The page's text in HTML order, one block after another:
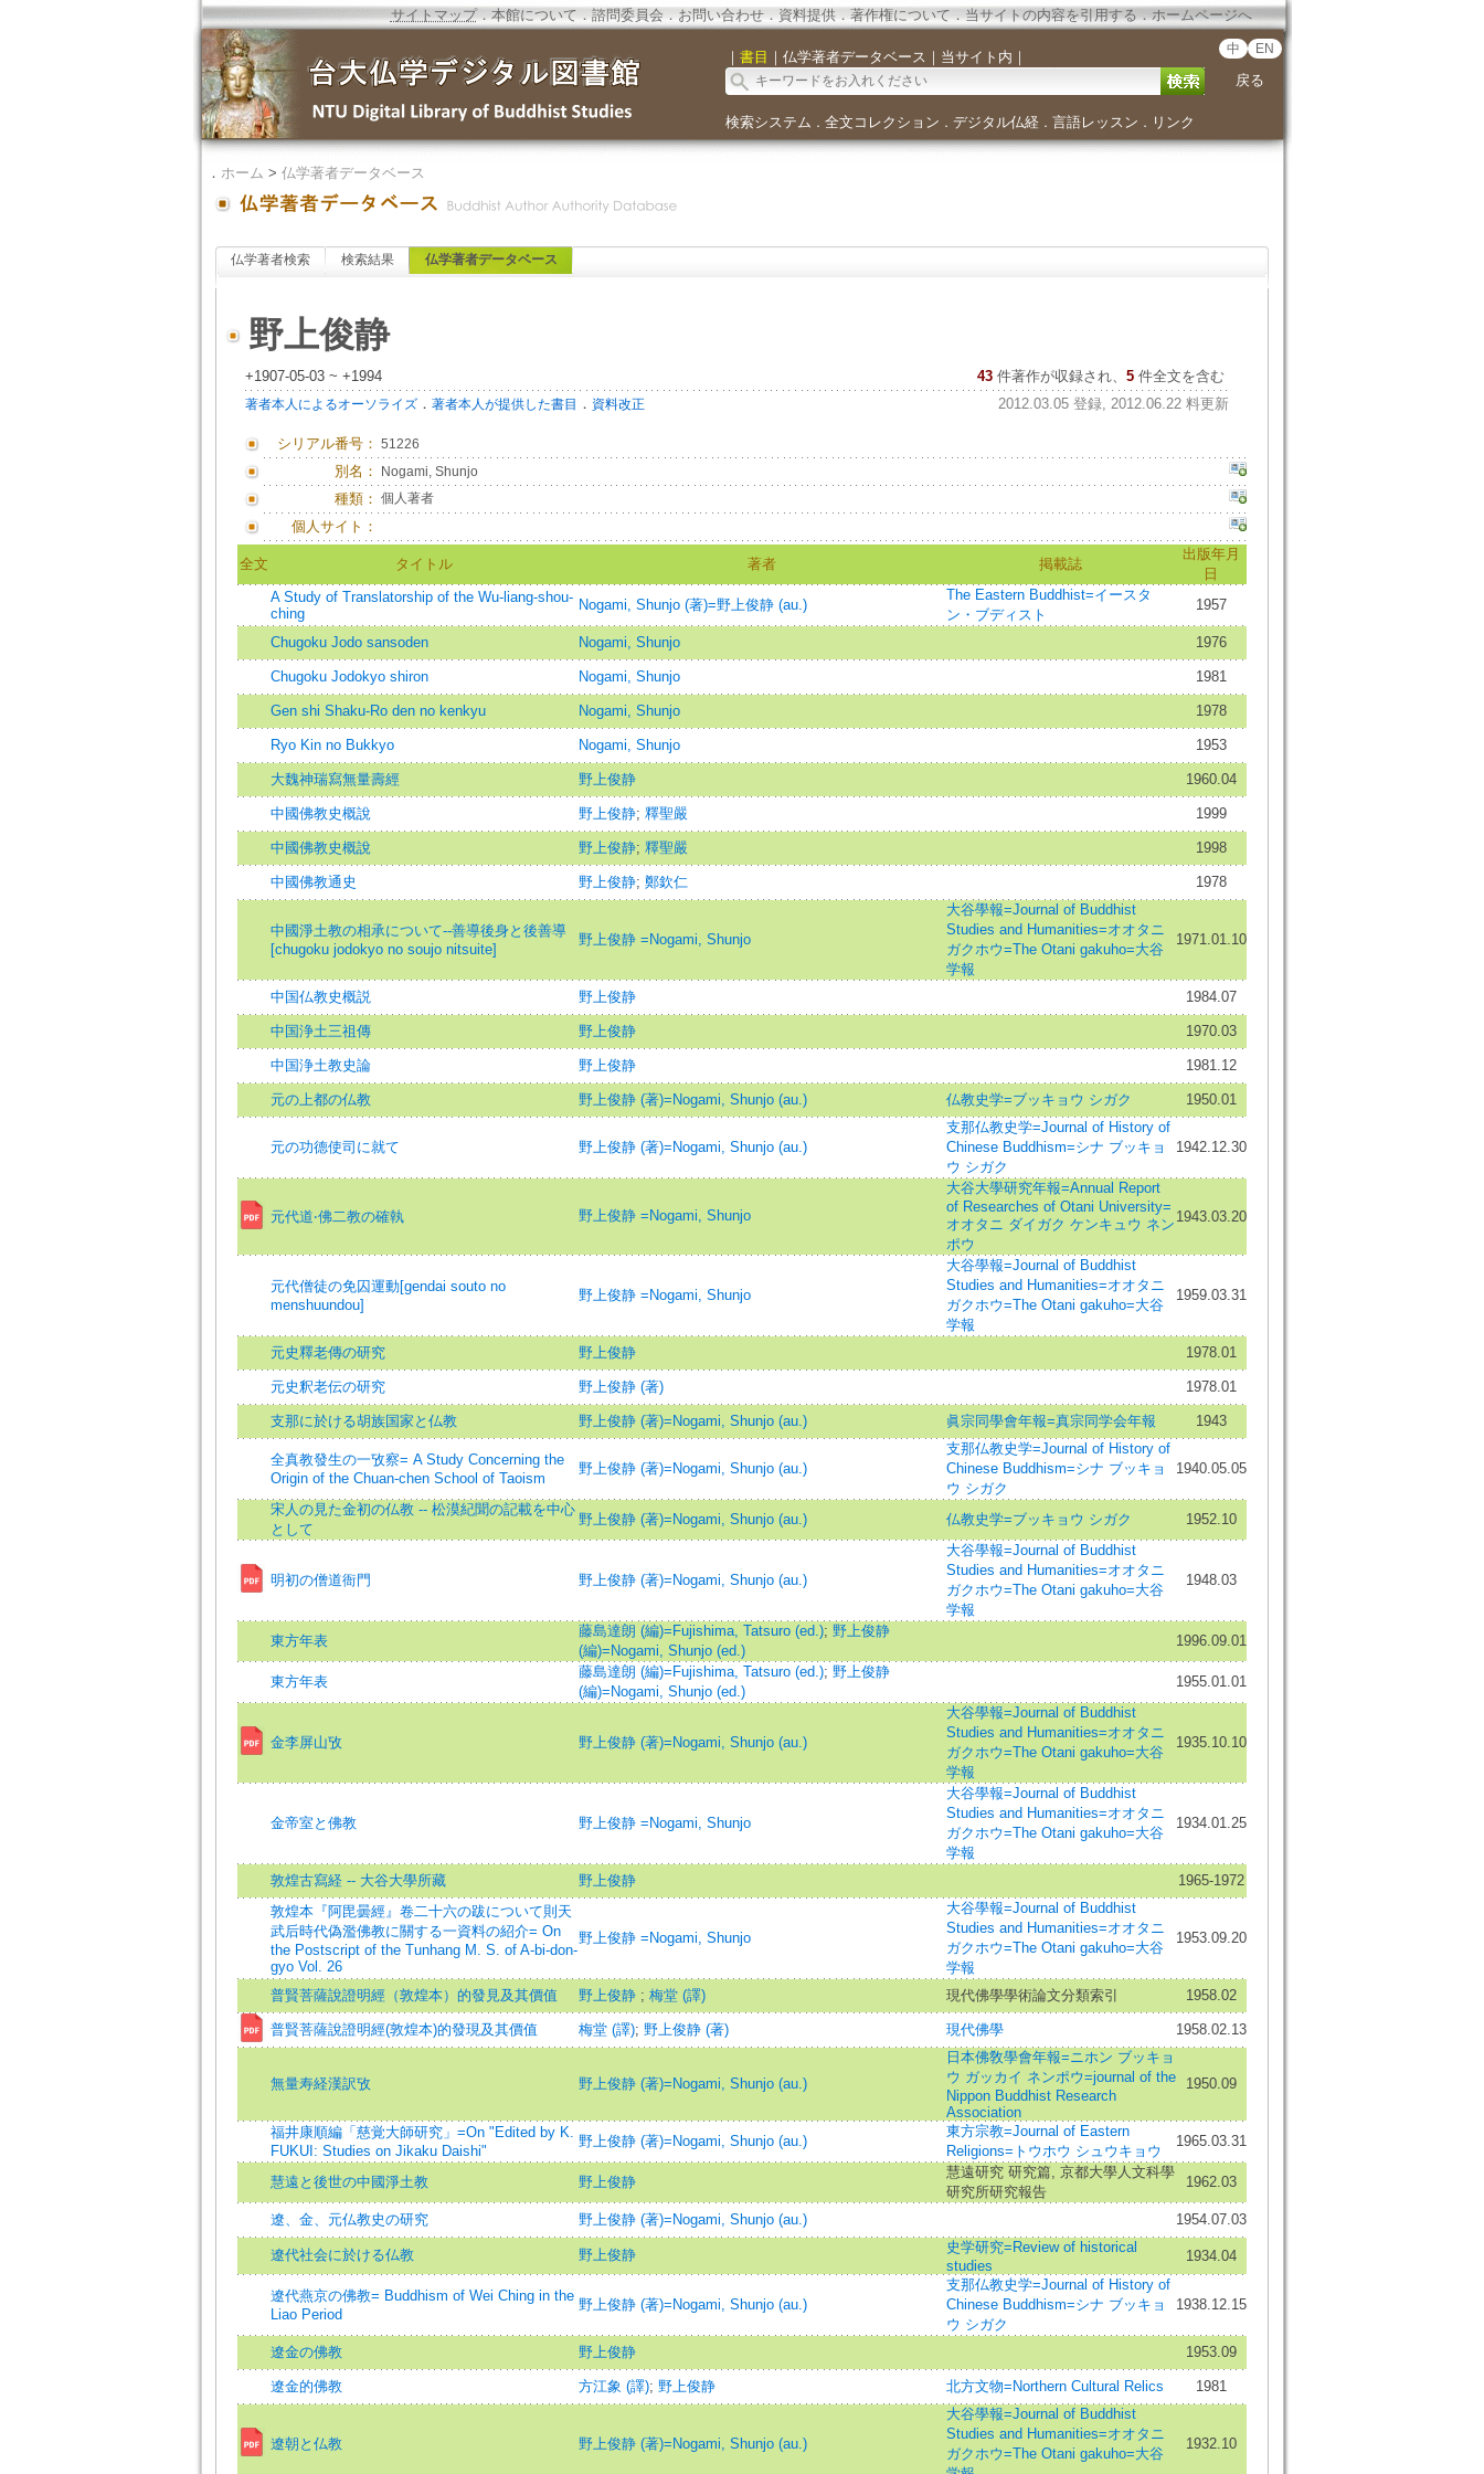
サイトマップ．本館について．諮問委員会． お問い合わせ． 資料提供．著作権について．当サイトの内容を引用する．ホームページへ
｜ 書目 ｜ 仏学著者データベース ｜ 当サイト内 ｜ 中 EN
戻る
検索システム ． 全文コレクション ． デジタル仏経． 言語レッスン ． リンク
． ホーム > 仏学著者データベース
仏学著者検索 検索結果 仏学著者データベース
野上俊静
+1907-05-03 ~ +1994 43 件著作が収録され、 5件全文を含む
著者本人によるオーソライズ． 著者本人が提供した書目 ． 資料改正 2012.03.05 登録, 2012.06.22 料更新
シリアル番号： 51226
別名： Nogami, Shunjo
種類： 個人著者
個人サイト：
全文 タイトル 著者 掲載誌
出版年月
日
A Study of Translatorship of the Wu-liang-shou-
ching
Nogami, Shunjo (著)=野上俊静 (au.)
The Eastern Buddhist=イースタ
ン・ブディスト
1957
Chugoku Jodo sansoden Nogami, Shunjo 1976
Chugoku Jodokyo shiron Nogami, Shunjo 1981
Gen shi Shaku-Ro den no kenkyu Nogami, Shunjo 1978
Ryo Kin no Bukkyo Nogami, Shunjo 1953
大魏神瑞寫無量壽經 野上俊静 1960.04
中國佛教史概說 野上俊静; 釋聖嚴 1999
中國佛教史概說 野上俊静; 釋聖嚴 1998
中國佛教通史 野上俊静; 鄭欽仁 1978
中國淨土教の相承について--善導後身と後善導
[chugoku jodokyo no soujo nitsuite]
野上俊静 =Nogami, Shunjo
大谷學報=Journal of Buddhist
Studies and Humanities=オオタニ
ガクホウ=The Otani gakuho=大谷
学報
1971.01.10
中国仏教史概説 野上俊静 1984.07
中国浄土三祖傳 野上俊静 1970.03
中国浄土教史論 野上俊静 1981.12
元の上都の仏教 野上俊静 (著)=Nogami, Shunjo (au.) 仏教史学=ブッキョウ シガク 1950.01
元の功德使司に就て 野上俊静 (著)=Nogami, Shunjo (au.)
支那仏教史学=Journal of History of
Chinese Buddhism=シナ ブッキョ
ウ シガク
1942.12.30
元代道‧佛二教の確執 野上俊静 =Nogami, Shunjo
大谷大學研究年報=Annual Report
of Researches of Otani University=
オオタニ ダイガク ケンキュウ ネン
ポウ
1943.03.20
元代僧徒の免囚運動[gendai souto no
menshuundou]
野上俊静 =Nogami, Shunjo
大谷學報=Journal of Buddhist
Studies and Humanities=オオタニ
ガクホウ=The Otani gakuho=大谷
学報
1959.03.31
元史釋老傳の研究 野上俊静 1978.01
元史釈老伝の研究 野上俊静 (著) 1978.01
支那に於ける胡族国家と仏教 野上俊静 (著)=Nogami, Shunjo (au.) 眞宗同學會年報=真宗同学会年報 1943
全真教發生の一攷察= A Study Concerning the
Origin of the Chuan-chen School of Taoism
野上俊静 (著)=Nogami, Shunjo (au.)
支那仏教史学=Journal of History of
Chinese Buddhism=シナ ブッキョ
ウ シガク
1940.05.05
宋人の見た金初の仏教 -- 松漠紀聞の記載を中心
として
野上俊静 (著)=Nogami, Shunjo (au.) 仏教史学=ブッキョウ シガク 1952.10
明初の僧道衙門 野上俊静 (著)=Nogami, Shunjo (au.)
大谷學報=Journal of Buddhist
Studies and Humanities=オオタニ
ガクホウ=The Otani gakuho=大谷
学報
1948.03
東方年表
藤島達朗 (編)=Fujishima, Tatsuro (ed.); 野上俊静
(編)=Nogami, Shunjo (ed.)
1996.09.01
東方年表
藤島達朗 (編)=Fujishima, Tatsuro (ed.); 野上俊静
(編)=Nogami, Shunjo (ed.)
1955.01.01
金李屏山攷 野上俊静 (著)=Nogami, Shunjo (au.)
大谷學報=Journal of Buddhist
Studies and Humanities=オオタニ
ガクホウ=The Otani gakuho=大谷
学報
1935.10.10
金帝室と佛教 野上俊静 =Nogami, Shunjo
大谷學報=Journal of Buddhist
Studies and Humanities=オオタニ
ガクホウ=The Otani gakuho=大谷
学報
1934.01.25
敦煌古寫経 -- 大谷大學所藏 野上俊静
1965-1972
敦煌本『阿毘曇經』卷二十六の跋について則天
武后時代偽濫佛教に關する一資料の紹介= On
the Postscript of the Tunhang M. S. of A-bi-don-
gyo Vol. 26
野上俊静 =Nogami, Shunjo
大谷學報=Journal of Buddhist
Studies and Humanities=オオタニ
ガクホウ=The Otani gakuho=大谷
学報
1953.09.20
普賢菩薩說證明經（敦煌本）的發見及其價值 野上俊静 ; 梅堂 (譯) 現代佛學學術論文分類索引 1958.02
普賢菩薩說證明經(敦煌本)的發現及其價值 梅堂 (譯); 野上俊静 (著) 現代佛學 1958.02.13
無量寿経漢訳攷 野上俊静 (著)=Nogami, Shunjo (au.)
日本佛敎學會年報=ニホン ブッキョ
ウ ガッカイ ネンポウ=journal of the
Nippon Buddhist Research
Association
1950.09
福井康順編「慈覚大師研究」=On "Edited by K.
FUKUI: Studies on Jikaku Daishi"
野上俊静 (著)=Nogami, Shunjo (au.)
東方宗教=Journal of Eastern
Religions=トウホウ シュウキョウ
1965.03.31
慧遠と後世の中國淨土教 野上俊静
慧遠研究 研究篇, 京都大學人文科學
研究所研究報告
1962.03
遼、金、元仏教史の研究 野上俊静 (著)=Nogami, Shunjo (au.) 1954.07.03
遼代社会に於ける仏教 野上俊静
史学研究=Review of historical
studies
1934.04
遼代燕京の佛教= Buddhism of Wei Ching in the
Liao Period
野上俊静 (著)=Nogami, Shunjo (au.)
支那仏教史学=Journal of History of
Chinese Buddhism=シナ ブッキョ
ウ シガク
1938.12.15
遼金の佛教 野上俊静 1953.09
遼金的佛教 方江象 (譯); 野上俊静 北方文物=Northern Cultural Relics 1981
遼朝と仏教 野上俊静 (著)=Nogami, Shunjo (au.)
大谷學報=Journal of Buddhist
Studies and Humanities=オオタニ
ガクホウ=The Otani gakuho=大谷
1932.10